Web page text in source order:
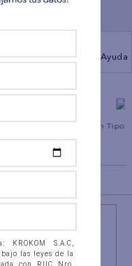
Ayuda
Pantalón Tipo
AE
S.A.C,
las leyes de la
con RUC Nro.